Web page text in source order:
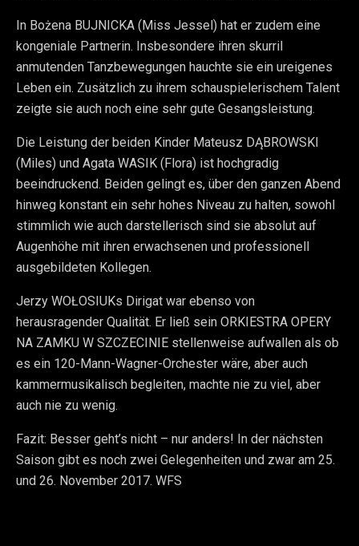
In Bożena BUJNICKA (Miss Jessel) hat er zudem eine
kongeniale Partnerin. Insbesondere ihren skurril
anmutenden Tanzbewegungen hauchte sie ein ureigenes
Leben ein. Zusätzlich zu ihrem schauspielerischem Talent
zeigte sie auch noch eine sehr gute Gesangsleistung.
Die Leistung der beiden Kinder Mateusz DĄBROWSKI
(Miles) und Agata WASIK (Flora) ist hochgradig
beeindruckend. Beiden gelingt es, über den ganzen Abend
hinweg konstant ein sehr hohes Niveau zu halten, sowohl
stimmlich wie auch darstellerisch sind sie absolut auf
Augenhöhe mit ihren erwachsenen und professionell
ausgebildeten Kollegen.
Jerzy WOŁOSIUKs Dirigat war ebenso von
herausragender Qualität. Er ließ sein ORKIESTRA OPERY
NA ZAMKU W SZCZECINIE stellenweise aufwallen als ob
es ein 120-Mann-Wagner-Orchester wäre, aber auch
kammermusikalisch begleiten, machte nie zu viel, aber
auch nie zu wenig.
Fazit: Besser geht’s nicht – nur anders! In der nächsten
Saison gibt es noch zwei Gelegenheiten und zwar am 25.
und 26. November 2017. WFS